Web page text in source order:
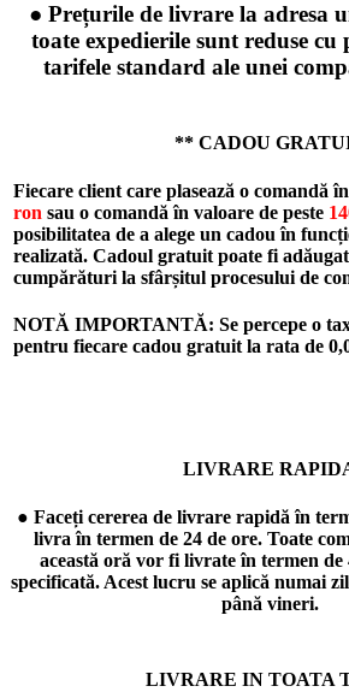
● Prețurile de livrare la adresa
toate expedierile sunt reduse
tarifele standard ale unei
** CADOU
Fiecare client care plasează o comandă
ron sau o comandă în valoare de peste
posibilitatea de a alege un cadou în
realizată. Cadoul gratuit poate fi
cumpărături la sfârșitul procesului de
NOTĂ IMPORTANTĂ: Se percepe o
pentru fiecare cadou gratuit la rata de
LIVRARE
● Faceți cererea de livrare rapidă în
livra în termen de 24 de ore. Toate
această oră vor fi livrate în termen de
specificată. Acest lucru se aplică numai
până vineri.
LIVRARE IN TOATA